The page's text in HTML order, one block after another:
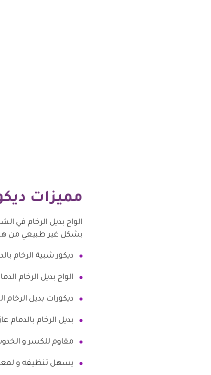
مميزات
الواح بديل الرخام في
بشكل غير طبيعي من
ديكور شبية الرخام
الواح بديل الرخام
ديكورات بديل الرخام
بديل الرخام بالدمام
مقاوم للكسر و
يسهل تنظيفه و